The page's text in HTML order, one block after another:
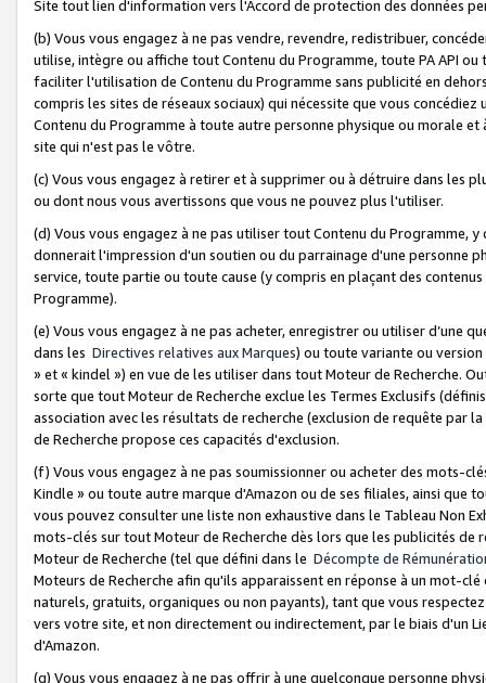
Site tout lien d'information vers l'Accord de protection des données
(b) Vous vous engagez à ne pas vendre, revendre, redistribuer,
utilise, intègre ou affiche tout Contenu du Programme, toute PA API
faciliter l'utilisation de Contenu du Programme sans publicité en
compris les sites de réseaux sociaux) qui nécessite que vous
Contenu du Programme à toute autre personne physique ou morale
site qui n'est pas le vôtre.
(c) Vous vous engagez à retirer et à supprimer ou à détruire dans les
ou dont nous vous avertissons que vous ne pouvez plus l'utiliser.
(d) Vous vous engagez à ne pas utiliser tout Contenu du Programme,
donnerait l'impression d'un soutien ou du parrainage d'une personne
service, toute partie ou toute cause (y compris en plaçant des
Programme).
(e) Vous vous engagez à ne pas acheter, enregistrer ou utiliser d’une
dans les Directives relatives aux Marques) ou toute variante ou
» et « kindel ») en vue de les utiliser dans tout Moteur de Recherche.
sorte que tout Moteur de Recherche exclue les Termes Exclusifs
association avec les résultats de recherche (exclusion de requête
de Recherche propose ces capacités d'exclusion.
(f) Vous vous engagez à ne pas soumissionner ou acheter des mots-
Kindle » ou toute autre marque d'Amazon ou de ses filiales, ainsi que
vous pouvez consulter une liste non exhaustive dans le Tableau Non
mots-clés sur tout Moteur de Recherche dès lors que les publicités de
Moteur de Recherche (tel que défini dans le Décompte de
Moteurs de Recherche afin qu'ils apparaissent en réponse à un mot-
naturels, gratuits, organiques ou non payants), tant que vous
vers votre site, et non directement ou indirectement, par le biais d'un
d'Amazon.
(g) Vous vous engagez à ne pas offrir à une quelconque personne